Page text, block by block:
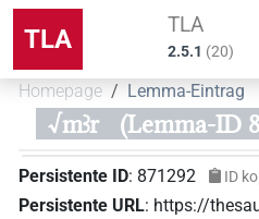
TLA TLA
2.5.1 (20)
Homepage Lemma-Eintrag
√mꜣr (Lemma-ID
Persistente ID: 871292 ID
Persistente URL: https://